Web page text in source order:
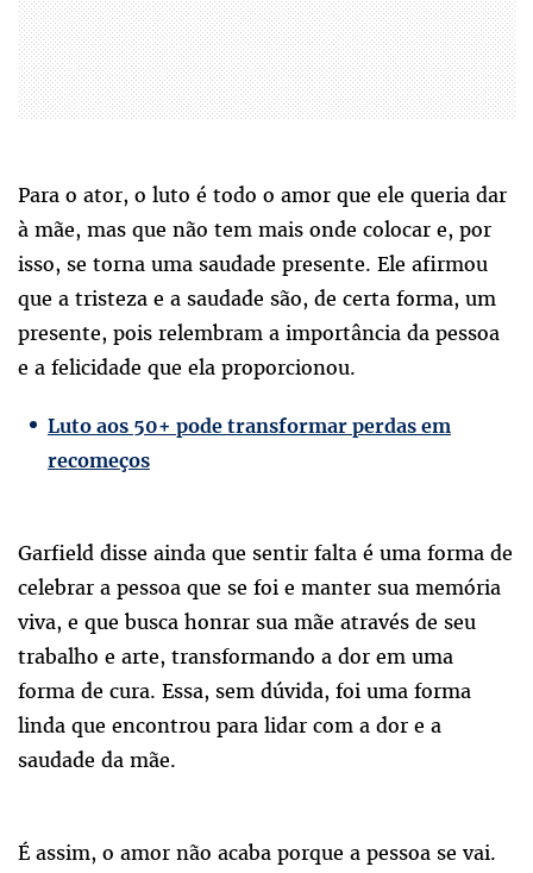
Para o ator, o luto é todo o amor que ele queria dar
à mãe, mas que não tem mais onde colocar e, por
isso, se torna uma saudade presente. Ele afirmou
que a tristeza e a saudade são, de certa forma, um
presente, pois relembram a importância da pessoa
e a felicidade que ela proporcionou.
Luto aos 50+ pode transformar perdas em
recomeços
Garfield disse ainda que sentir falta é uma forma de
celebrar a pessoa que se foi e manter sua memória
viva, e que busca honrar sua mãe através de seu
trabalho e arte, transformando a dor em uma
forma de cura. Essa, sem dúvida, foi uma forma
linda que encontrou para lidar com a dor e a
saudade da mãe.
É assim, o amor não acaba porque a pessoa se vai.